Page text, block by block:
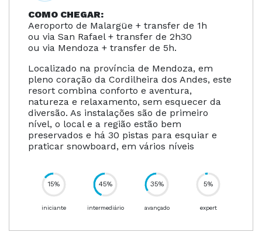
COMO CHEGAR:
Aeroporto de Malargüe + transfer de 1h
ou via San Rafael + transfer de 2h30
ou via Mendoza + transfer de 5h.
Localizado na província de Mendoza, em
pleno coração da Cordilheira dos Andes, este
resort combina conforto e aventura,
natureza e relaxamento, sem esquecer da
diversão. As instalações são de primeiro
nível, o local e a região estão bem
preservados e há 30 pistas para esquiar e
praticar snowboard, em vários níveis
15% 45% 35% 5%
iniciante intermediário avançado expert